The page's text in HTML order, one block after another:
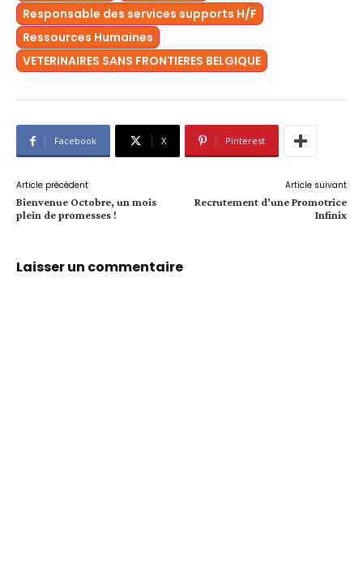
Responsable des services supports H/F
Ressources Humaines
VETERINAIRES SANS FRONTIERES BELGIQUE
Facebook X Pinterest
Article précédent
Bienvenue Octobre, un mois
plein de promesses !
Article suivant
Recrutement d’une Promotrice
Infinix
Laisser un commentaire